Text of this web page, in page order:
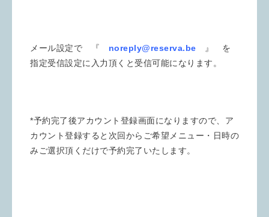
メール設定で 『 noreply@reserva.be
』 を
指定受信設定に入力頂くと受信可能になります。
*予約完了後アカウント登録画面になりますので、ア
カウント登録すると次回からご希望メニュー・日時の
みご選択頂くだけで予約完了いたします。